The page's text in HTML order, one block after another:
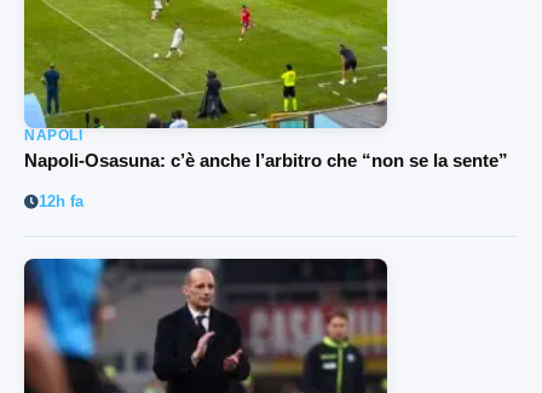
NAPOLI
Napoli-Osasuna: c’è anche l’arbitro che “non se la sente”
12h fa